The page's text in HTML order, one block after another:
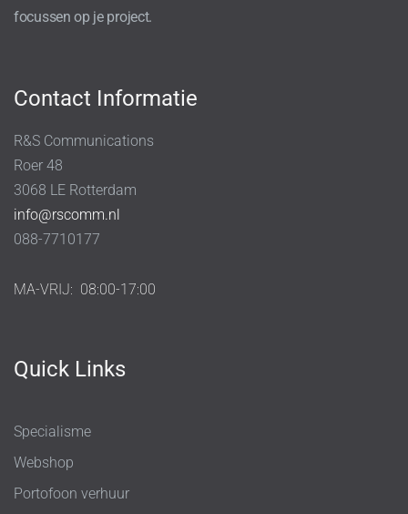
focussen op je project.
Contact Informatie
R&S Communications
Roer 48
3068 LE Rotterdam
info@rscomm.nl
088-7710177
MA-VRIJ: 08:00-17:00
Quick Links
Specialisme
Webshop
Portofoon verhuur